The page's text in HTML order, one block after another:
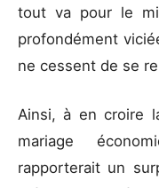
tout va pour le
profondément
ne cessent de se
Ainsi, à en croire
mariage
rapporterait un